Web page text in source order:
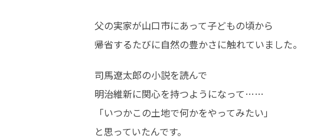
父の実家が山口市にあって子どもの頃から
帰省するたびに自然の豊かさに触れていました。
司馬遼太郎の小説を読んで
明治維新に関心を持つようになって……
「いつかこの土地で何かをやってみたい」
と思っていたんです。